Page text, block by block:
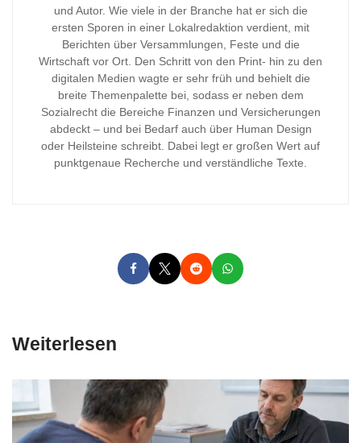
und Autor. Wie viele in der Branche hat er sich die
ersten Sporen in einer Lokalredaktion verdient, mit
Berichten über Versammlungen, Feste und die
Wirtschaft vor Ort. Den Schritt von den Print- hin zu den
digitalen Medien wagte er sehr früh und behielt die
breite Themenpalette bei, sodass er neben dem
Sozialrecht die Bereiche Finanzen und Versicherungen
abdeckt – und bei Bedarf auch über Human Design
oder Heilsteine schreibt. Dabei legt er großen Wert auf
punktgenaue Recherche und verständliche Texte.
Weiterlesen